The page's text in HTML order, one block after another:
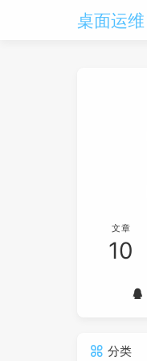
桌面运维
文章
10
分类